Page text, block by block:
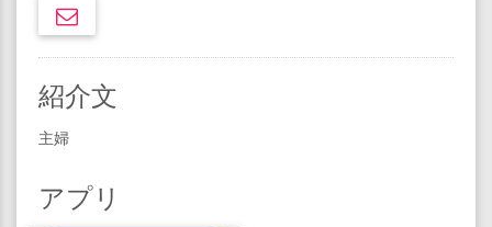
紹介文
主婦
アプリ